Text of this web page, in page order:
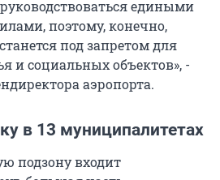
едиными
поэтому, конечно,
под запретом для
и социальных объектов», -
аэропорта.
в 13 муниципалитетах
подзону входит